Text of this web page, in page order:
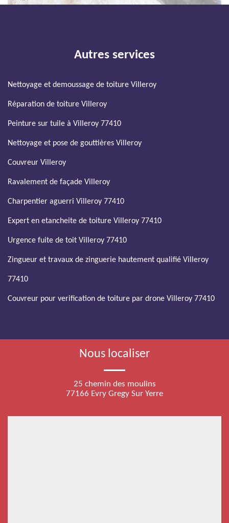
Autres services
Nettoyage et demoussage de toiture Villeroy
Réparation de toiture Villeroy
Peinture sur tuile à Villeroy 77410
Nettoyage et pose de gouttières Villeroy
Couvreur Villeroy
Ravalement de façade Villeroy
Charpentier aguerri Villeroy 77410
Expert en etancheite de toiture Villeroy 77410
Urgence fuite de toit Villeroy 77410
Zingueur et travaux de zinguerie hautement qualifié Villeroy
77410
Couvreur pour verification de toiture par drone Villeroy 77410
Nous localiser
25 chemin des moulins
77166 Evry Gregy Sur Yerre